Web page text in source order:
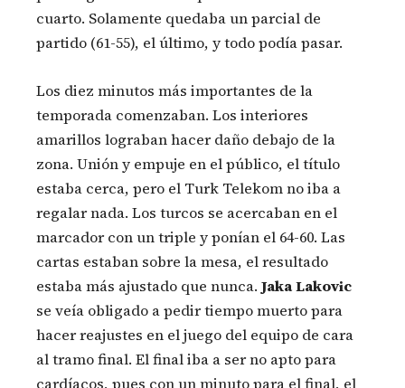
cuarto. Solamente quedaba un parcial de
partido (61-55), el último, y todo podía pasar.
Los diez minutos más importantes de la
temporada comenzaban. Los interiores
amarillos lograban hacer daño debajo de la
zona. Unión y empuje en el público, el título
estaba cerca, pero el Turk Telekom no iba a
regalar nada. Los turcos se acercaban en el
marcador con un triple y ponían el 64-60. Las
cartas estaban sobre la mesa, el resultado
estaba más ajustado que nunca. Jaka Lakovic
se veía obligado a pedir tiempo muerto para
hacer reajustes en el juego del equipo de cara
al tramo final. El final iba a ser no apto para
cardíacos, pues con un minuto para el final, el